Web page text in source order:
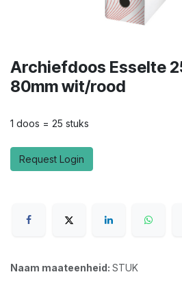
Archiefdoos Esselte
80mm wit/rood
1 doos = 25 stuks
Request Login
Naam maateenheid: STUK